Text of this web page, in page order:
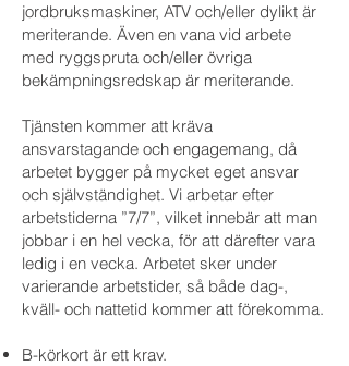
jordbruksmaskiner, ATV och/eller dylikt är
meriterande. Även en vana vid arbete
med ryggspruta och/eller övriga
bekämpningsredskap är meriterande.
Tjänsten kommer att kräva
ansvarstagande och engagemang, då
arbetet bygger på mycket eget ansvar
och självständighet. Vi arbetar efter
arbetstiderna ”7/7”, vilket innebär att man
jobbar i en hel vecka, för att därefter vara
ledig i en vecka. Arbetet sker under
varierande arbetstider, så både dag-,
kväll- och nattetid kommer att förekomma.
B-körkort är ett krav.